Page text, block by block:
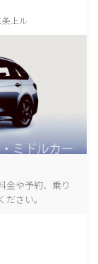
上ル
金や予約、乗り
さい。